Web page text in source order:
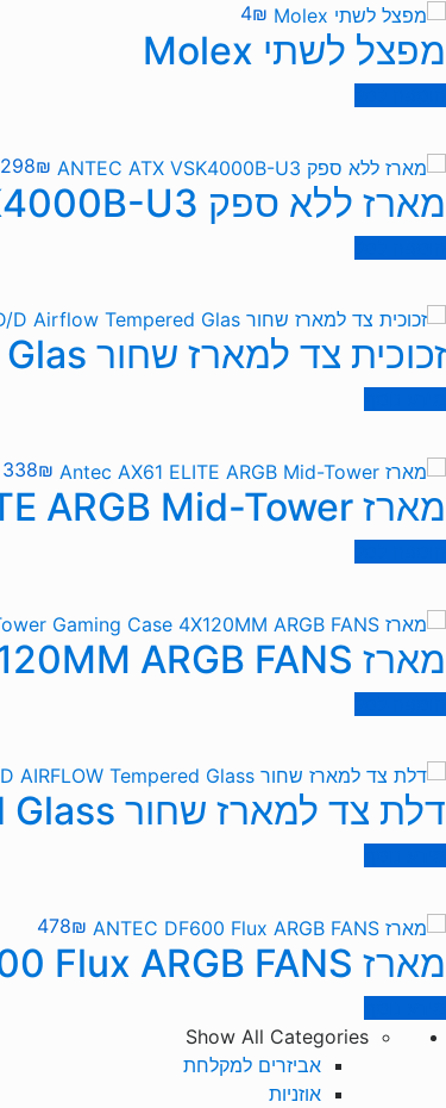
4₪
מפצל לשתי Molex
298₪
מארז ללא ספק ANTEC ATX VSK4000B-U3
זכוכית צד למארז שחור Corsair iCUE 4000X/D/D Airflow Tempered Glas
338₪
מארז Antec AX61 ELITE ARGB Mid-Tower
מארז Antec AX90 Mid Tower Gaming Case 4X120MM ARGB FANS
דלת צד למארז שחור CORSAIR iCUE 5000X/D/D AIRFLOW Tempered Glass
478₪
מארז ANTEC DF600 Flux ARGB FANS
Show All Categories
אביזרים למקלחת
אוזניות